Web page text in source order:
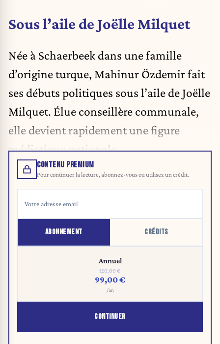
Sous l’aile de Joëlle Milquet
Née à Schaerbeek dans une famille
d’origine turque, Mahinur Özdemir fait
ses débuts politiques sous l’aile de Joëlle
Milquet. Élue conseillère communale,
elle devient rapidement une figure
médiatique nationale.
CONTENU PREMIUM
Pour continuer la lecture, abonnez-vous ou utilisez un crédit.
ABONNEMENT CRÉDITS
Annuel
120,00 €
99,00 €
/an
CONTINUER